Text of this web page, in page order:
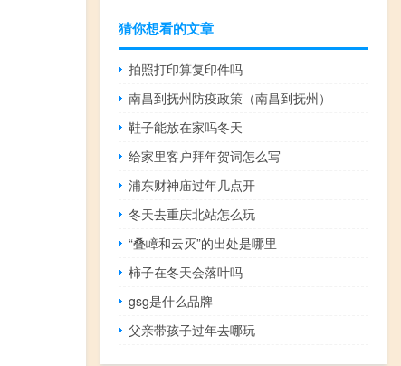
猜你想看的文章
拍照打印算复印件吗
南昌到抚州防疫政策（南昌到抚州）
鞋子能放在家吗冬天
给家里客户拜年贺词怎么写
浦东财神庙过年几点开
冬天去重庆北站怎么玩
“叠嶂和云灭”的出处是哪里
柿子在冬天会落叶吗
gsg是什么品牌
父亲带孩子过年去哪玩